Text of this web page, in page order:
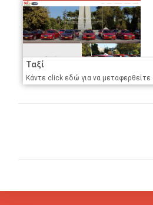
Ταξί
Κάντε click εδώ για να